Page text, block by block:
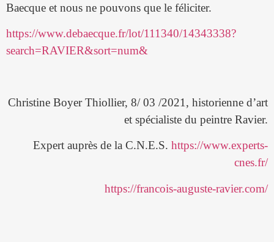
Baecque et nous ne pouvons que le féliciter.
https://www.debaecque.fr/lot/111340/14343338?
search=RAVIER&sort=num&
Christine Boyer Thiollier, 8/ 03 /2021, historienne d’art
et spécialiste du peintre Ravier.
Expert auprès de la C.N.E.S. https://www.experts-
cnes.fr/
https://francois-auguste-ravier.com/